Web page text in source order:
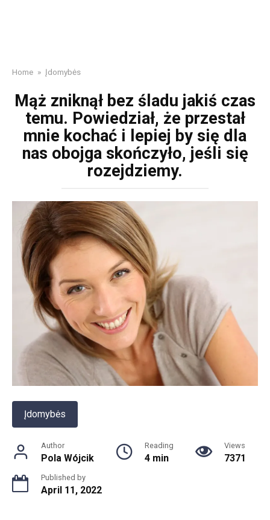
Home » Įdomybės
Mąż zniknął bez śladu jakiś czas
temu. Powiedział, że przestał
mnie kochać i lepiej by się dla
nas obojga skończyło, jeśli się
rozejdziemy.
Įdomybės
Author
Pola Wójcik
Reading
4 min
Views
7371
Published by
April 11, 2022